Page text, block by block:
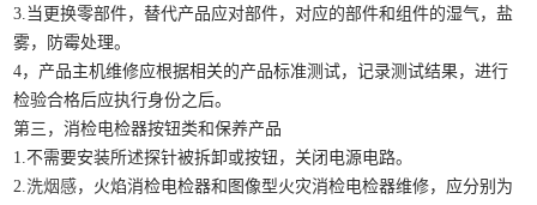
3.当更换零部件，替代产品应对部件，对应的部件和组件的湿气，盐
雾，防霉处理。
4，产品主机维修应根据相关的产品标准测试，记录测试结果，进行
检验合格后应执行身份之后。
第三，消检电检器按钮类和保养产品
1.不需要安装所述探针被拆卸或按钮，关闭电源电路。
2.洗烟感，火焰消检电检器和图像型火灾消检电检器维修，应分别为